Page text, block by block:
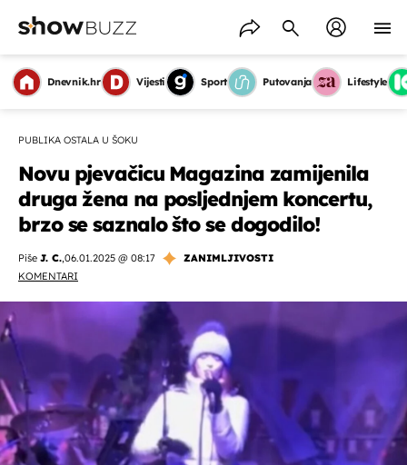
Dnevnik.hr Vijesti Sport Putovanja Lifestyle
PUBLIKA OSTALA U ŠOKU
Novu pjevačicu Magazina zamijenila
druga žena na posljednjem koncertu,
brzo se saznalo što se dogodilo!
Piše J. C.,06.01.2025 @ 08:17
ZANIMLJIVOSTI
KOMENTARI
OMOGUĆI OBAVIJESTI